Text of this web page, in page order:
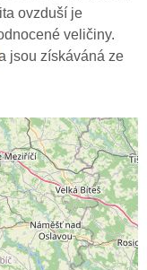
ovzduší je
veličiny.
jsou získáváná ze